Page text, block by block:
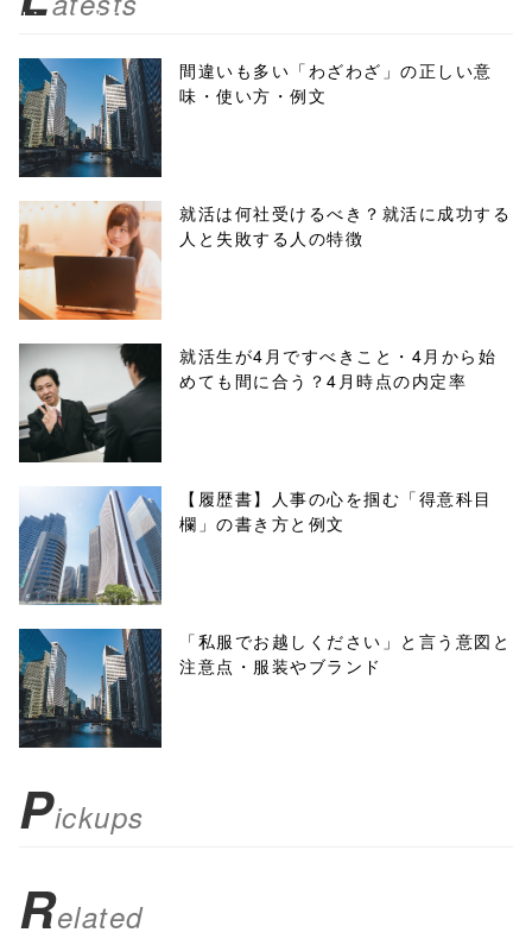
biz.jp/public_ht
ml/wp-
content/themes
/tapbiz_theme/
parts/sns-
buttons.php on
line10
/1138038"
onclick="windo
w.open(this.hre
f, 'Gwindow',
'width=550,
height=450,
menubar=no,
toolbar=no,
scrollbars=yes'
false;"> シェア
間違いも多い「わざわざ」の正しい意
味・使い方・例文
就活は何社受けるべき？就活に成功する
人と失敗する人の特徴
就活生が4月ですべきこと・4月から始
めても間に合う？4月時点の内定率
【履歴書】人事の心を掴む「得意科目
欄」の書き方と例文
「私服でお越しください」と言う意図と
注意点・服装やブランド
Pickups
Related